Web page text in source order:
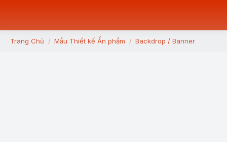
You are here:
Trang Chủ Mẫu Thiết kế Ấn phẩm Backdrop / Banner